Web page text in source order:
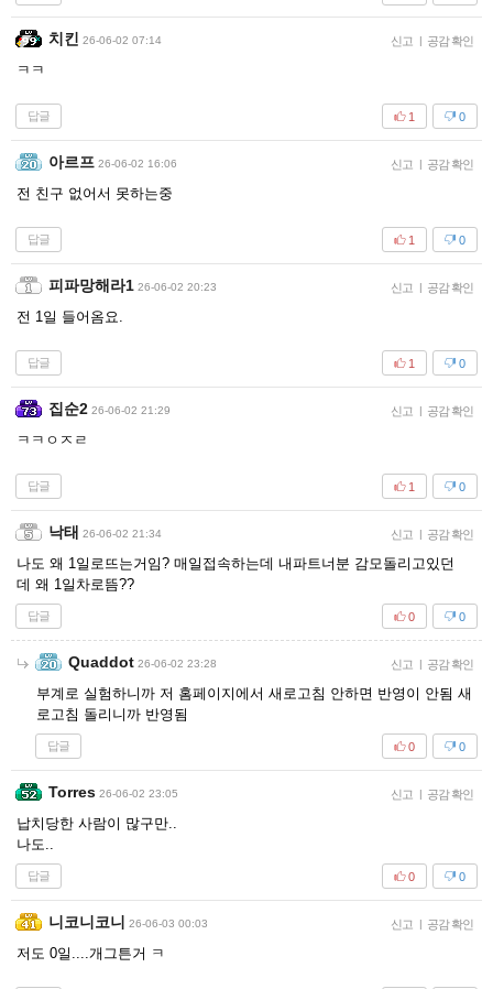
치킨 26-06-02 07:14 신고 | 공감 확인
ㅋㅋ
답글 0
1
아르프 26-06-02 16:06 신고 | 공감 확인
전 친구 없어서 못하는중
답글 0
1
피파망해라1 26-06-02 20:23 신고 | 공감 확인
전 1일 들어옴요.
답글 0
1
집순2 26-06-02 21:29 신고 | 공감 확인
ㅋㅋㅇㅈㄹ
답글 0
1
낙태 26-06-02 21:34 신고 | 공감 확인
나도 왜 1일로뜨는거임? 매일접속하는데 내파트너분 감모돌리고있던
데 왜 1일차로뜸??
답글 0
0
Quaddot 26-06-02 23:28 신고 | 공감 확인
부계로 실험하니까 저 홈페이지에서 새로고침 안하면 반영이 안됨 새
로고침 돌리니까 반영됨
답글 0
0
Torres 26-06-02 23:05 신고 | 공감 확인
납치당한 사람이 많구만..
나도..
답글 0
0
니코니코니 26-06-03 00:03 신고 | 공감 확인
저도 0일....개그튼거 ㅋ